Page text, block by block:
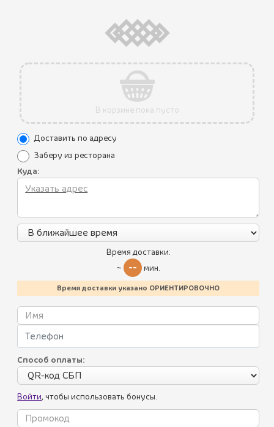
Пикник по-грузински
Летнее меню
(350 г.) 590 ₽
При доставке яйцо замешивается внутри лодочки
.Знаменитая лодочка из региона Аджария с начинкой из
сыра сулугуни со сливочным маслом и яичным желтком.
ХАЧАПУРИ ПО-ИМЕРЕТИНСКИ
(460 г.) 680 ₽
Хачапури из региона Имеретия - с сыром сулугуни
внутри.
В корзине пока пусто
Доставить по адресу
Заберу из ресторана
Куда:
Время доставки:
~
-- мин.
Время доставки указано ОРИЕНТИРОВОЧНО
Способ оплаты:
Войти, чтобы использовать бонусы.